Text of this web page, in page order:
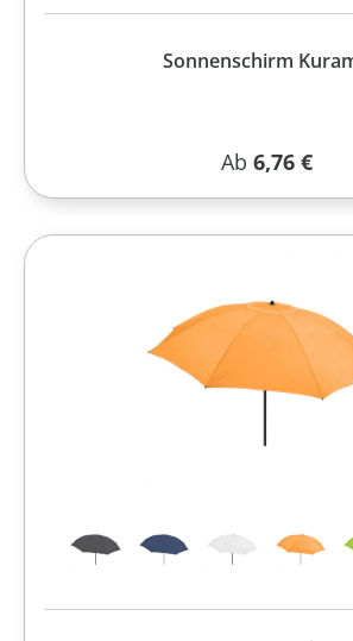
Sonnenschirm
Regulärer
Ab 6,76 €